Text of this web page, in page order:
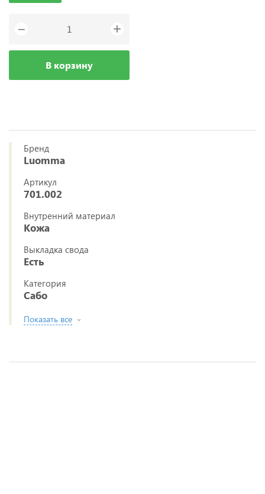
− +
В корзину
Бренд
Luomma
Артикул
701.002
Внутренний материал
Кожа
Выкладка свода
Есть
Категория
Сабо
Показать все